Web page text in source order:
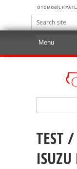
OTOMOBİL
TEST